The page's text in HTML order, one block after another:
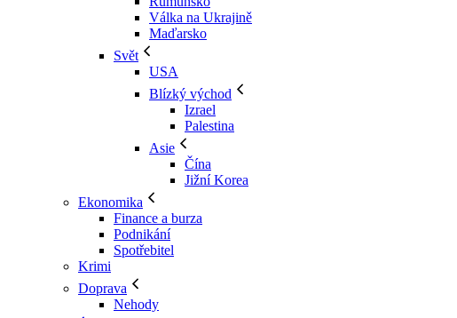
Válka na Ukrajině
Maďarsko
Svět
USA
Blízký východ
Izrael
Palestina
Asie
Čína
Jižní Korea
Ekonomika
Finance a burza
Podnikání
Spotřebitel
Krimi
Doprava
Nehody